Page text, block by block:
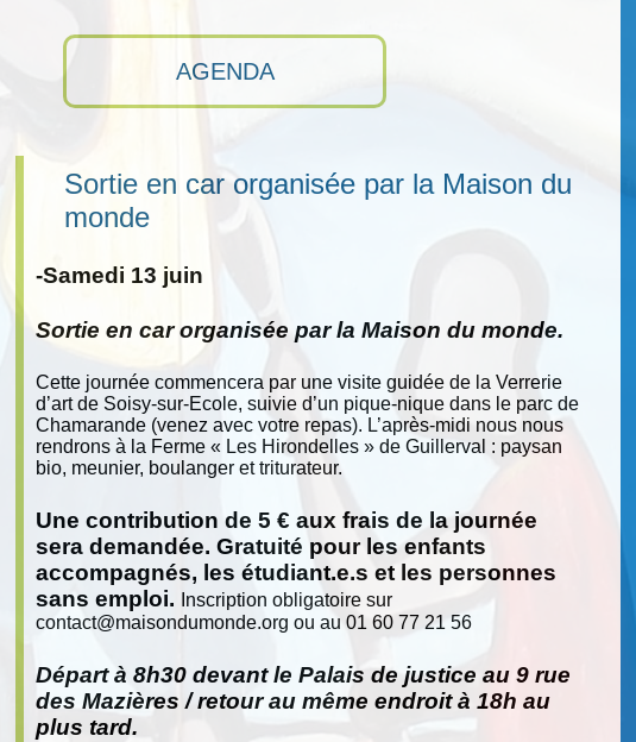
AGENDA
Sortie en car organisée par la Maison du
monde
-Samedi 13 juin
Sortie en car organisée par la Maison du monde.
Cette journée commencera par une visite guidée de la Verrerie
d’art de Soisy-sur-Ecole, suivie d’un pique-nique dans le parc de
Chamarande (venez avec votre repas). L’après-midi nous nous
rendrons à la Ferme « Les Hirondelles » de Guillerval : paysan
bio, meunier, boulanger et triturateur.
Une contribution de 5 € aux frais de la journée
sera demandée. Gratuité pour les enfants
accompagnés, les étudiant.e.s et les personnes
sans emploi.
Inscription obligatoire sur
contact@maisondumonde.org ou au 01 60 77 21 56
Départ à 8h30 devant le Palais de justice au 9 rue
des Mazières / retour au même endroit à 18h au
plus tard.